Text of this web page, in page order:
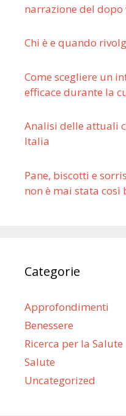
narrazione del
Chi è e quando
Come scegliere un
efficace durante la
Analisi delle attuali
Italia
Pane, biscotti e
non è mai stata così
Categorie
Approfondimenti
Benessere
Ricerca per la Salute
Salute
Uncategorized